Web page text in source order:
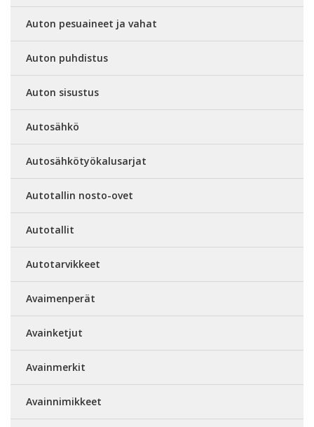
Auton pesuaineet ja vahat
Auton puhdistus
Auton sisustus
Autosähkö
Autosähkötyökalusarjat
Autotallin nosto-ovet
Autotallit
Autotarvikkeet
Avaimenperät
Avainketjut
Avainmerkit
Avainnimikkeet